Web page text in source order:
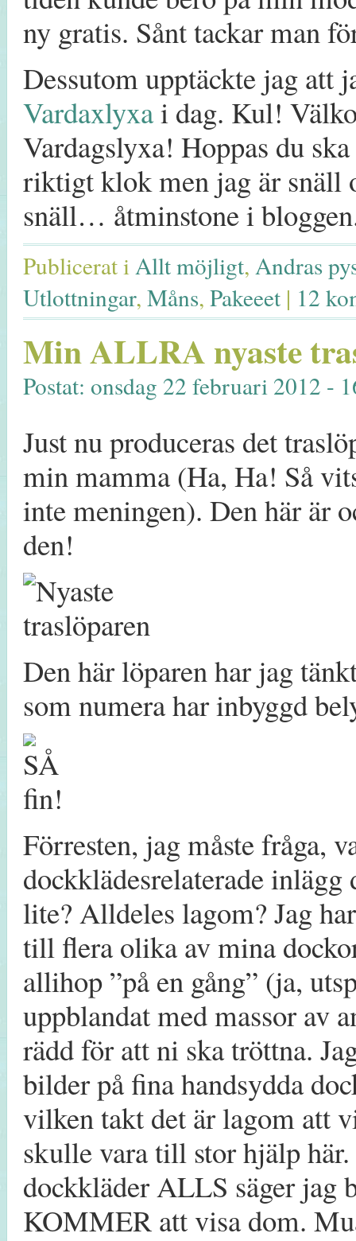
ny gratis. Sånt tackar man
Dessutom upptäckte jag
Vardaxlyxai dag. Kul!
Vardagslyxa! Hoppas du
riktigt klok men jag är
snäll… åtminstone i
Publicerat i Allt möjligt, Andras
Utlottningar, Måns, Pakeeet | 12
Min ALLRA nyaste
Postat: onsdag 22 februari 2012 -
Just nu produceras det
min mamma (Ha, Ha! Så
inte meningen). Den här är
den!
Den här löparen har jag
som numera har inbyggd
Förresten, jag måste fråga,
dockklädesrelaterade inlägg
lite? Alldeles lagom? Jag
till flera olika av mina
allihop ”på en gång” (ja,
uppblandat med massor av
rädd för att ni ska tröttna.
bilder på fina handsydda
vilken takt det är lagom att
skulle vara till stor hjälp
dockkläder ALLS säger jag
KOMMER att visa dom.